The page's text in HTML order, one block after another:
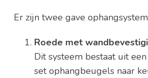
Er zijn twee gave
Roede met
Dit systeem bestaat uit
set ophangbeugels naar